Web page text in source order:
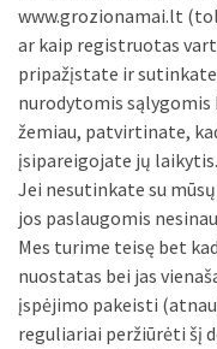
www.grozionamai.lt
ar kaip registruotas
pripažįstate ir
nurodytomis
žemiau, patvirtinate,
įsipareigojate jų laikytis.
Jei nesutinkate su
jos paslaugomis
Mes turime teisę bet
nuostatas bei jas
įspėjimo pakeisti
reguliariai peržiūrėti šį